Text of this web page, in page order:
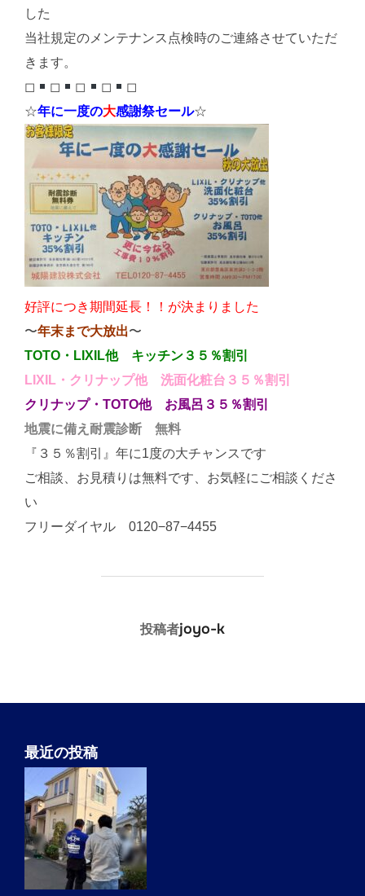
した
当社規定のメンテナンス点検時のご連絡させていただ
きます。
◻︎
◻︎ ◻︎ ◻︎
◻︎
☆年に一度の大感謝祭セール☆
好評につき期間延長！！が決まりました
〜年末まで大放出〜
TOTO・LIXIL他 キッチン３５％割引
LIXIL・クリナップ他 洗面化粧台３５％割引
クリナップ・TOTO他 お風呂３５％割引
地震に備え耐震診断 無料
『３５％割引』年に1度の大チャンスです
ご相談、お見積りは無料です、お気軽にご相談くださ
い
フリーダイヤル 0120−87−4455
投稿者
投稿者joyo-k
最近の投稿